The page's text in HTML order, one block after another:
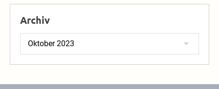
Archiv
Archiv